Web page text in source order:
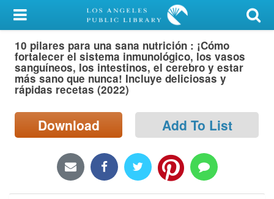
My Account
Library Card
Sign In
Locations/Hours (external
10 pilares para una sana nutrición : ¡Cómo
fortalecer el sistema inmunológico, los vasos
sanguíneos, los intestinos, el cerebro y estar
más sano que nunca! Incluye deliciosas y
rápidas recetas (2022)
Download Add To List